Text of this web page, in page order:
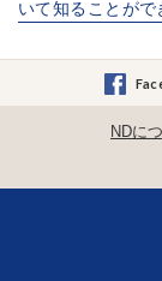
いて知ることがで
NDに